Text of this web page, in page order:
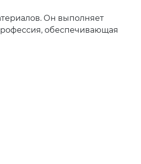
Он выполняет
обеспечивающая